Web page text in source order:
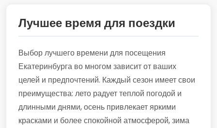
Лучшее время для поездки
Выбор лучшего времени для посещения
Екатеринбурга во многом зависит от ваших
целей и предпочтений. Каждый сезон имеет свои
преимущества: лето радует теплой погодой и
длинными днями, осень привлекает яркими
красками и более спокойной атмосферой, зима